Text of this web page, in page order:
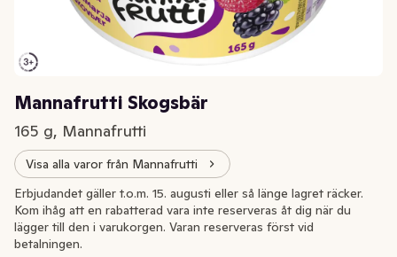
Mannafrutti Skogsbär
165 g, Mannafrutti
Visa alla varor från Mannafrutti
Extrapris
Erbjudandet gäller t.o.m. 15. augusti eller så länge lagret räcker.
Kom ihåg att en rabatterad vara inte reserveras åt dig när du
lägger till den i varukorgen. Varan reserveras först vid
betalningen.